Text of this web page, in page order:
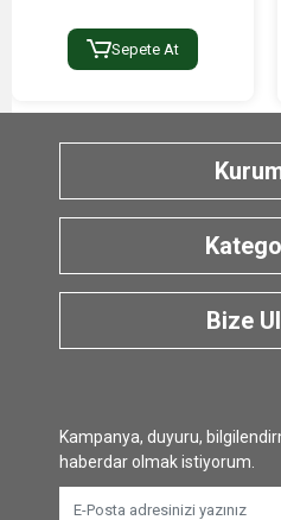
Sepete At
Bize
Kampanya, duyuru,
haberdar olmak istiyorum.